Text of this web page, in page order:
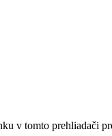
v tomto prehliadači